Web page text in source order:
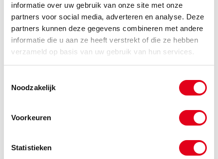
informatie over uw gebruik van onze site met onze
partners voor social media, adverteren en analyse. Deze
partners kunnen deze gegevens combineren met andere
informatie die u aan ze heeft verstrekt of die ze hebben
verzameld op basis van uw gebruik van hun services.
Noodzakelijk
Voorkeuren
Statistieken
Info Stuks
Gerelateerde categorieën voor Klembus